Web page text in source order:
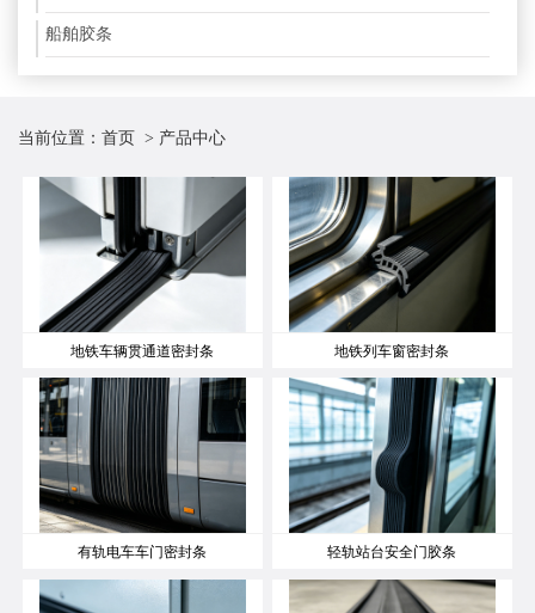
船舶胶条
当前位置： 首页 > 产品中心
地铁车辆贯通道密封条 地铁列车窗密封条
有轨电车车门密封条 轻轨站台安全门胶条